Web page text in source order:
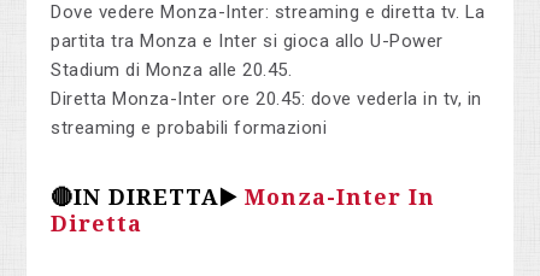
Dove vedere Monza-Inter: streaming e diretta tv. La
partita tra Monza e Inter si gioca allo U-Power
Stadium di Monza alle 20.45.
Diretta Monza-Inter ore 20.45: dove vederla in tv, in
streaming e probabili formazioni
🔴IN DIRETTA▶️Monza-Inter In
Diretta